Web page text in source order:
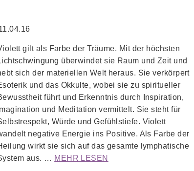
gilt als Farbe der Träume. Mit der höchsten
überwindet sie Raum und Zeit und
sich der materiellen Welt heraus. Sie verkörpert
und das Okkulte, wobei sie zu spiritueller
führt und Erkenntnis durch Inspiration,
Imagination und Meditation vermittelt. Sie steht für
Würde und Gefühlstiefe. Violett
negative Energie ins Positive. Als Farbe der
wirkt sie sich auf das gesamte lymphatische
aus. … MEHR LESEN